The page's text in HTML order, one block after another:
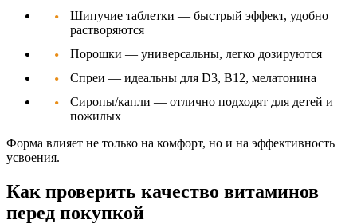
Шипучие таблетки — быстрый эффект, удобно
растворяются
Порошки — универсальны, легко дозируются
Спреи — идеальны для D3, B12, мелатонина
Сиропы/капли — отлично подходят для детей и
пожилых
Форма влияет не только на комфорт, но и на эффективность
усвоения.
Как проверить качество витаминов
перед покупкой